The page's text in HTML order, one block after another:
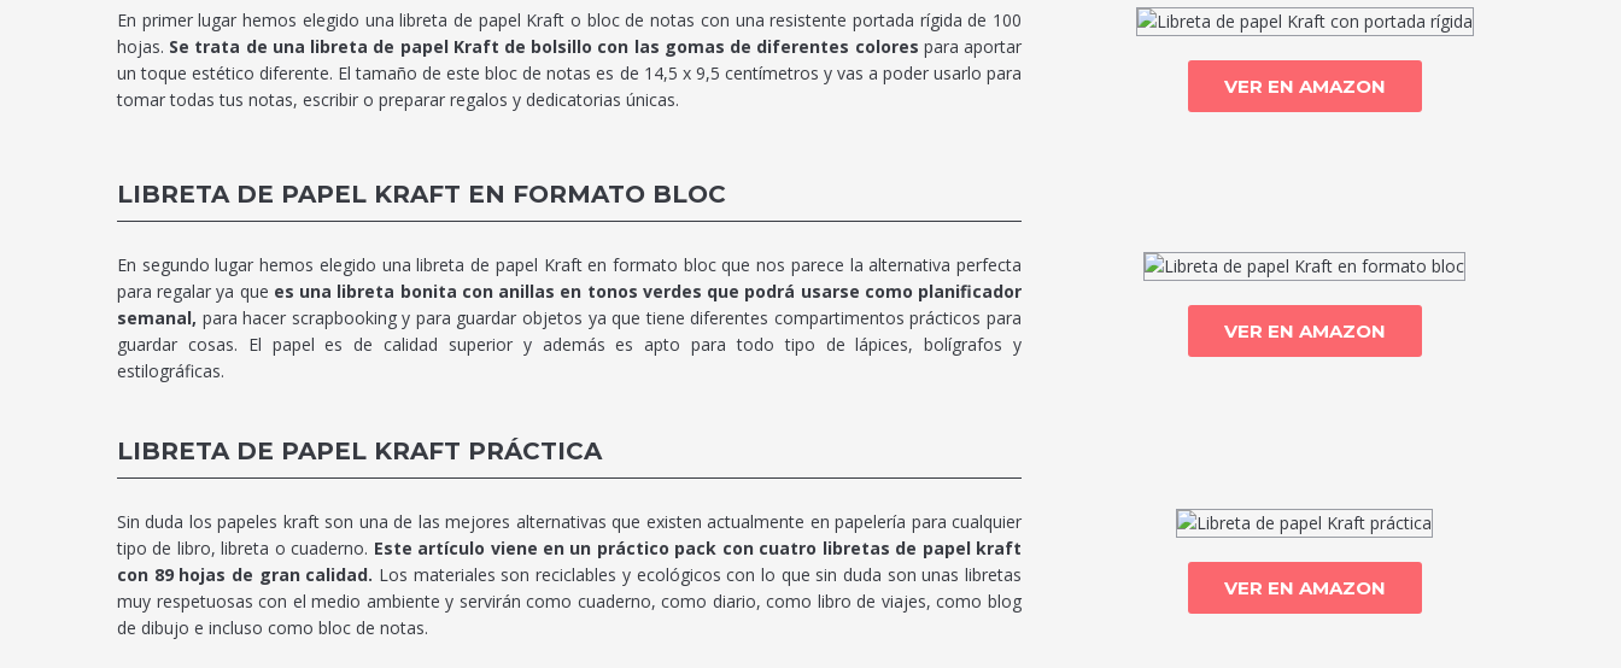
VER EN AMAZON
En primer lugar hemos elegido una libreta de papel Kraft o bloc de notas con una resistente portada rígida de 100
hojas. Se trata de una libreta de papel Kraft de bolsillo con las gomas de diferentes colores para aportar
un toque estético diferente. El tamaño de este bloc de notas es de 14,5 x 9,5 centímetros y vas a poder usarlo para
tomar todas tus notas, escribir o preparar regalos y dedicatorias únicas.
LIBRETA DE PAPEL KRAFT EN FORMATO BLOC
VER EN AMAZON
En segundo lugar hemos elegido una libreta de papel Kraft en formato bloc que nos parece la alternativa perfecta
para regalar ya que es una libreta bonita con anillas en tonos verdes que podrá usarse como planificador
semanal, para hacer scrapbooking y para guardar objetos ya que tiene diferentes compartimentos prácticos para
guardar cosas. El papel es de calidad superior y además es apto para todo tipo de lápices, bolígrafos y
estilográficas.
LIBRETA DE PAPEL KRAFT PRÁCTICA
VER EN AMAZON
Sin duda los papeles kraft son una de las mejores alternativas que existen actualmente en papelería para cualquier
tipo de libro, libreta o cuaderno. Este artículo viene en un práctico pack con cuatro libretas de papel kraft
con 89 hojas de gran calidad. Los materiales son reciclables y ecológicos con lo que sin duda son unas libretas
muy respetuosas con el medio ambiente y servirán como cuaderno, como diario, como libro de viajes, como blog
de dibujo e incluso como bloc de notas.